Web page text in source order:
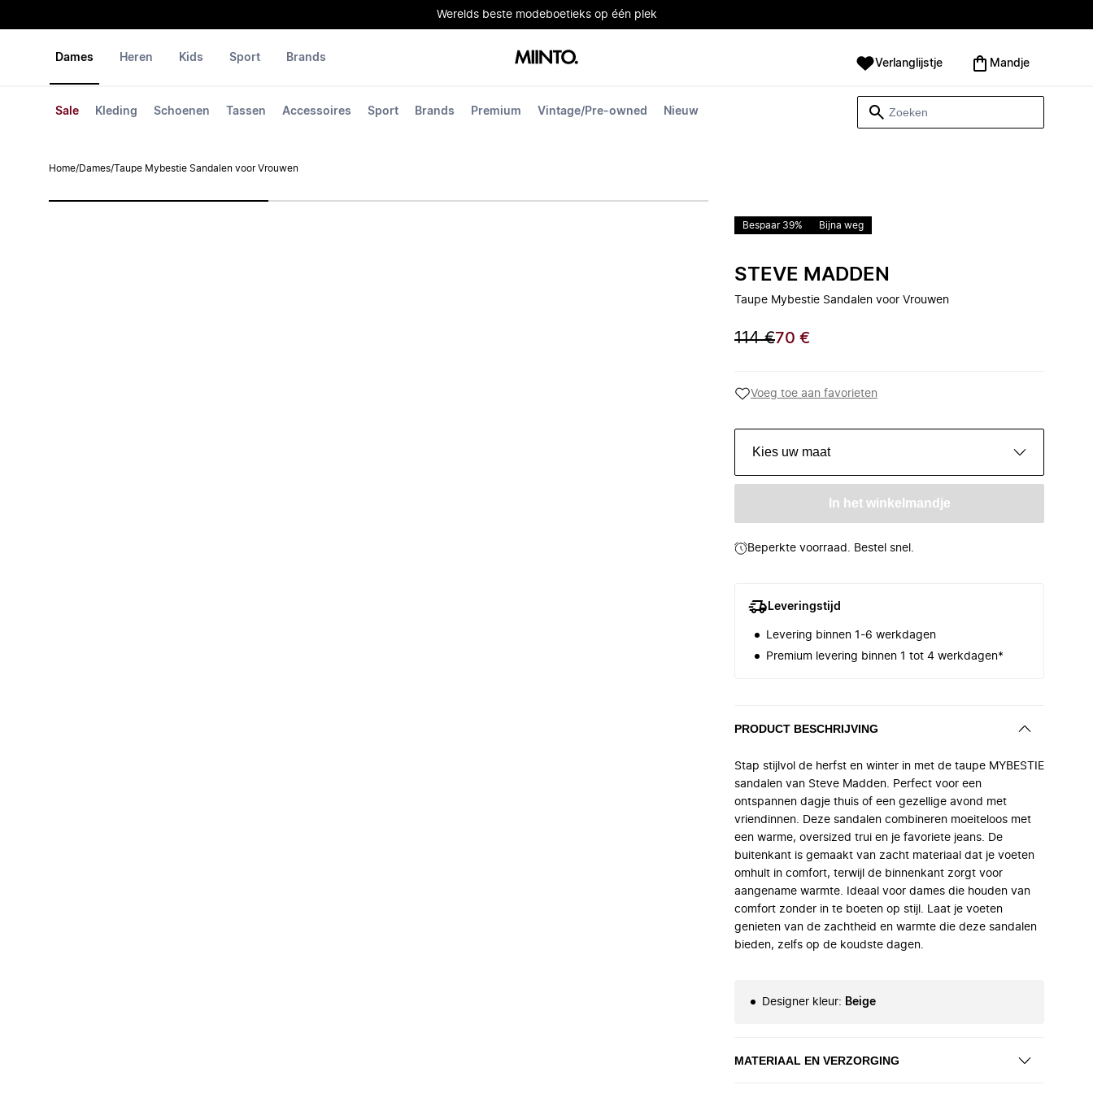
Werelds beste modeboetieks op één plek
Dames
Sale Kleding Schoenen Tassen Accessoires Sport Brands Premium Vintage/Pre-owned Nieuw
Heren Kids Sport Brands Verlanglijstje Mandje
Home/Dames/Taupe Mybestie Sandalen voor Vrouwen
Bespaar 39% Bijna weg
STEVE MADDEN
Taupe Mybestie Sandalen voor Vrouwen
114 €70 €
Voeg toe aan favorieten
Kies uw maat
In het winkelmandje
Beperkte voorraad. Bestel snel.
Leveringstijd
Levering binnen 1-6 werkdagen
Premium levering binnen 1 tot 4 werkdagen*
PRODUCT BESCHRIJVING
Stap stijlvol de herfst en winter in met de taupe MYBESTIE
sandalen van Steve Madden. Perfect voor een
ontspannen dagje thuis of een gezellige avond met
vriendinnen. Deze sandalen combineren moeiteloos met
een warme, oversized trui en je favoriete jeans. De
buitenkant is gemaakt van zacht materiaal dat je voeten
omhult in comfort, terwijl de binnenkant zorgt voor
aangename warmte. Ideaal voor dames die houden van
comfort zonder in te boeten op stijl. Laat je voeten
genieten van de zachtheid en warmte die deze sandalen
bieden, zelfs op de koudste dagen.
Designer kleur: Beige
MATERIAAL EN VERZORGING